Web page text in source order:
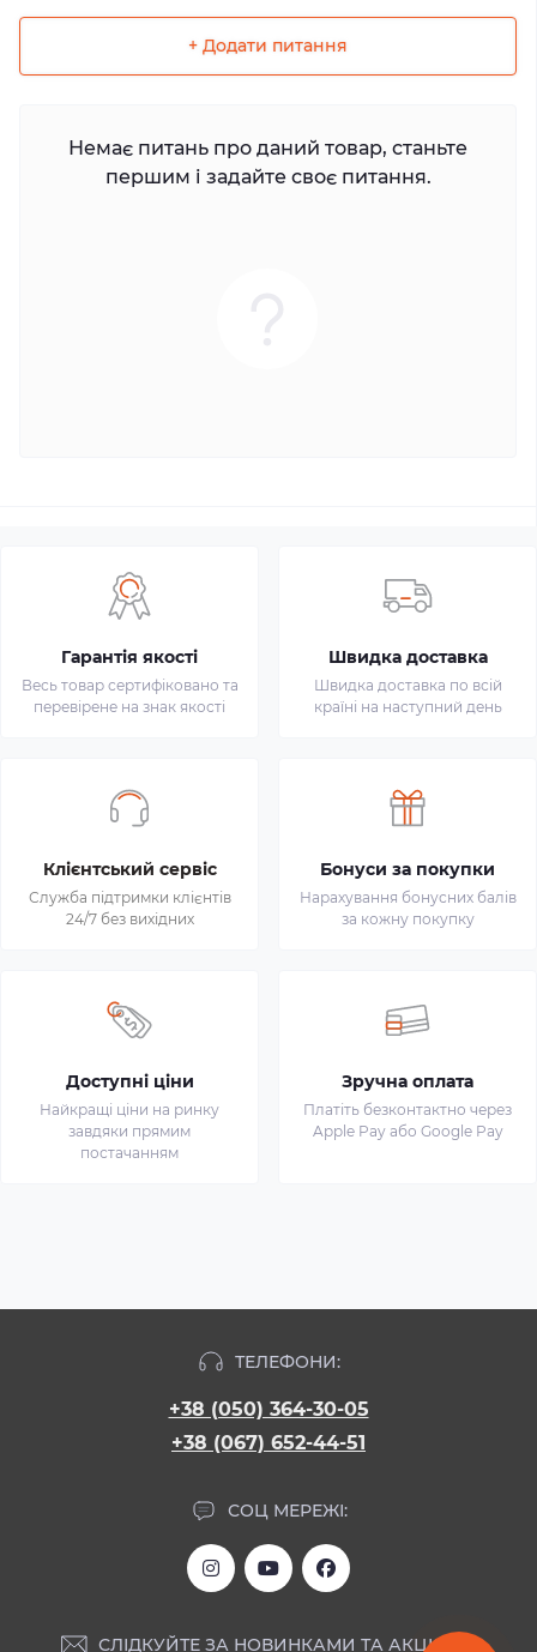
+ Додати питання
Немає питань про даний товар, станьте
першим і задайте своє питання.
Гарантія якості
Весь товар сертифіковано та
перевірене на знак якості
Швидка доставка
Швидка доставка по всій
країні на наступний день
Клієнтський сервіс
Служба підтримки клієнтів
24/7 без вихідних
Бонуси за покупки
Нарахування бонусних балів
за кожну покупку
Доступні ціни
Найкращі ціни на ринку
завдяки прямим
постачанням
Зручна оплата
Платіть безконтактно через
Apple Pay або Google Pay
ТЕЛЕФОНИ:
+38 (050) 364-30-05
+38 (067) 652-44-51
СОЦ МЕРЕЖІ:
СЛІДКУЙТЕ ЗА НОВИНКАМИ ТА АКЦІЯМИ: